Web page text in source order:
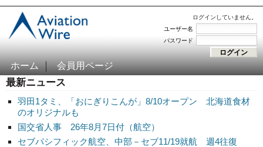
ログインしていません。
ユーザー名
パスワード
ホーム 会員用ページ
最新ニュース
羽田1タミ、「おにぎりこんが」8/10オープン 北海道食材
のオリジナルも
国交省人事 26年8月7日付（航空）
セブパシフィック航空、中部－セブ11/19就航 週4往復